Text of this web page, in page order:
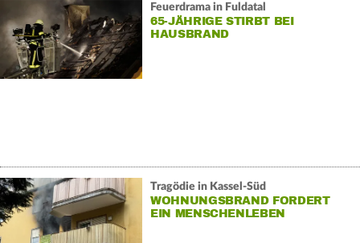
Feuerdrama in Fuldatal
65-JÄHRIGE STIRBT BEI
HAUSBRAND
Tragödie in Kassel-Süd
WOHNUNGSBRAND FORDERT
EIN MENSCHENLEBEN